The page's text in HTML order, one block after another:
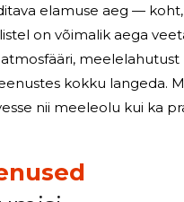
elamuse aeg —
on võimalik aega
kokku langeda.
nii meeleolu kui ka